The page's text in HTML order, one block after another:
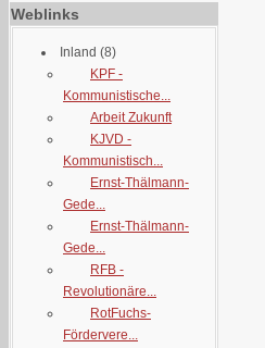
Weblinks
Inland (8)
KPF -
Kommunistische...
Arbeit Zukunft
KJVD -
Kommunistisch...
Ernst-Thälmann-
Gede...
Ernst-Thälmann-
Gede...
RFB -
Revolutionäre...
RotFuchs-
Fördervere...